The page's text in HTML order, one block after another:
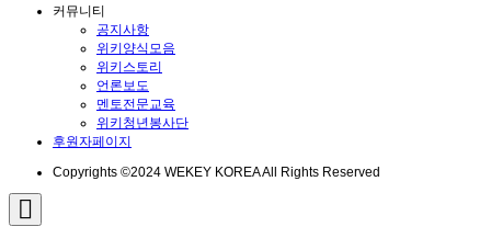
커뮤니티
공지사항
위키양식모음
위키스토리
언론보도
멘토전문교육
위키청년봉사단
후원자페이지
Copyrights ©2024 WEKEY KOREA All Rights Reserved